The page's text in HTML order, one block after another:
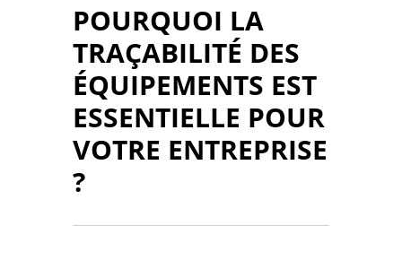
POURQUOI LA
TRAÇABILITÉ DES
ÉQUIPEMENTS EST
ESSENTIELLE POUR
VOTRE ENTREPRISE
?